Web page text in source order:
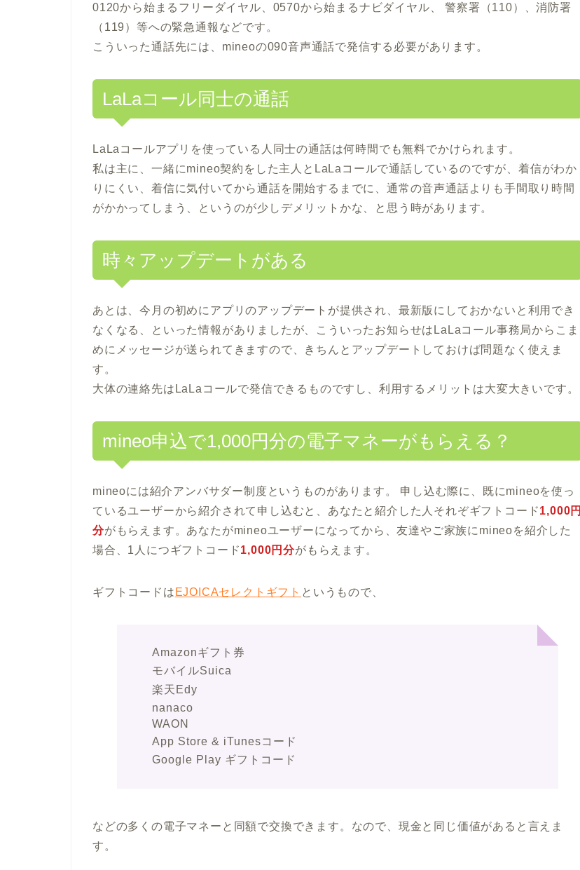
0120から始まるフリーダイヤル、0570から始まるナビダイヤル、 警察署（110）、消防署
（119）等への緊急通報などです。
こういった通話先には、mineoの090音声通話で発信する必要があります。
LaLaコール同士の通話
LaLaコールアプリを使っている人同士の通話は何時間でも無料でかけられます。
私は主に、一緒にmineo契約をした主人とLaLaコールで通話しているのですが、着信がわか
りにくい、着信に気付いてから通話を開始するまでに、通常の音声通話よりも手間取り時間
がかかってしまう、というのが少しデメリットかな、と思う時があります。
時々アップデートがある
あとは、今月の初めにアプリのアップデートが提供され、最新版にしておかないと利用でき
なくなる、といった情報がありましたが、こういったお知らせはLaLaコール事務局からこま
めにメッセージが送られてきますので、きちんとアップデートしておけば問題なく使えま
す。
大体の連絡先はLaLaコールで発信できるものですし、利用するメリットは大変大きいです。
mineo申込で1,000円分の電子マネーがもらえる？
mineoには紹介アンバサダー制度というものがあります。 申し込む際に、既にmineoを使っ
ているユーザーから紹介されて申し込むと、あなたと紹介した人それぞギフトコード1,000円
分がもらえます。あなたがmineoユーザーになってから、友達やご家族にmineoを紹介した
場合、1人につギフトコード1,000円分がもらえます。
ギフトコードは EJOICAセレクトギフト というもので、
Amazonギフト券
モバイルSuica
楽天Edy
nanaco
WAON
App Store & iTunesコード
Google Play ギフトコード
などの多くの電子マネーと同額で交換できます。なので、現金と同じ価値があると言えま
す。